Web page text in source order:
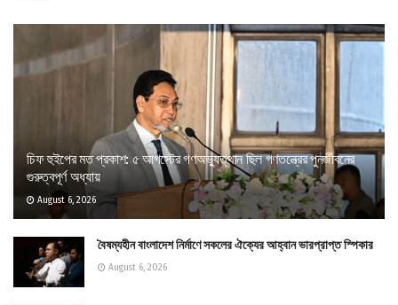
চিফ হুইপের মত প্রকাশ: ৫ আগস্টের গণঅভ্যুত্থান ছিল গণতন্ত্রের পুনর্জীবনের
গুরুত্বপূর্ণ অধ্যায়
August 6, 2026
বৈষম্যহীন বাংলাদেশ নির্মাণে সকলের ঐক্যের আহ্বান ভারপ্রাপ্ত স্পিকার
August 6, 2026